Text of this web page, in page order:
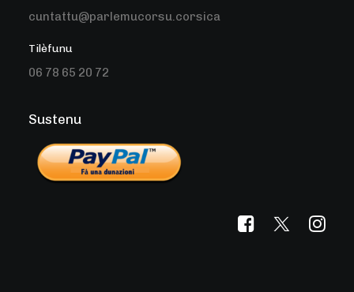
cuntattu@parlemucorsu.corsica
Tilèfunu
06 78 65 20 72
Sustenu